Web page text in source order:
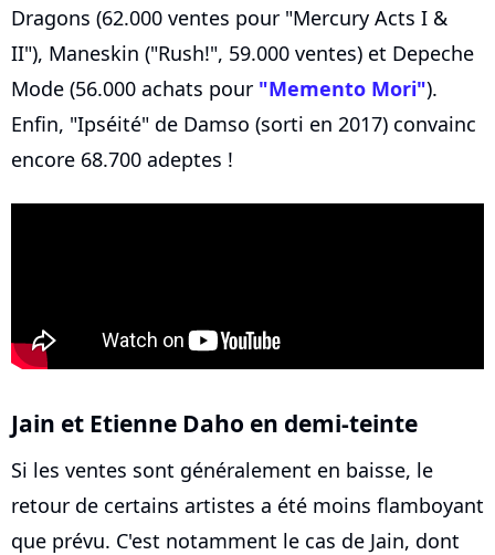
Dragons (62.000 ventes pour "Mercury Acts I &
II"), Maneskin ("Rush!", 59.000 ventes) et Depeche
Mode (56.000 achats pour "Memento Mori").
Enfin, "Ipséité" de Damso (sorti en 2017) convainc
encore 68.700 adeptes !
Jain et Etienne Daho en demi-teinte
Si les ventes sont généralement en baisse, le
retour de certains artistes a été moins flamboyant
que prévu. C'est notamment le cas de Jain, dont